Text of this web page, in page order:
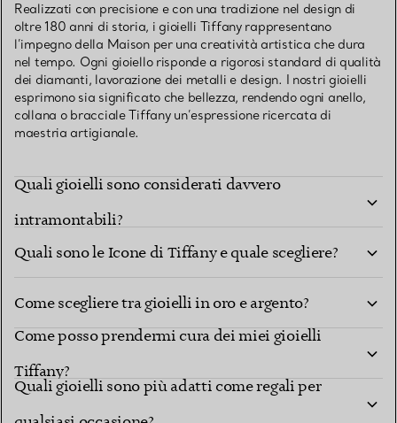
Realizzati con precisione e con una tradizione nel design di
oltre 180 anni di storia, i gioielli Tiffany rappresentano
l’impegno della Maison per una creatività artistica che dura
nel tempo. Ogni gioiello risponde a rigorosi standard di qualità
dei diamanti, lavorazione dei metalli e design. I nostri gioielli
esprimono sia significato che bellezza, rendendo ogni anello,
collana o bracciale Tiffany un’espressione ricercata di
maestria artigianale.
Quali gioielli sono considerati davvero
intramontabili?
Quali sono le Icone di Tiffany e quale scegliere?
Come scegliere tra gioielli in oro e argento?
Come posso prendermi cura dei miei gioielli
Tiffany?
Quali gioielli sono più adatti come regali per